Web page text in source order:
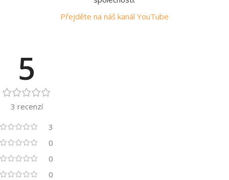
Přejděte na náš kanál YouTube
5
3 recenzí
3
0
0
0